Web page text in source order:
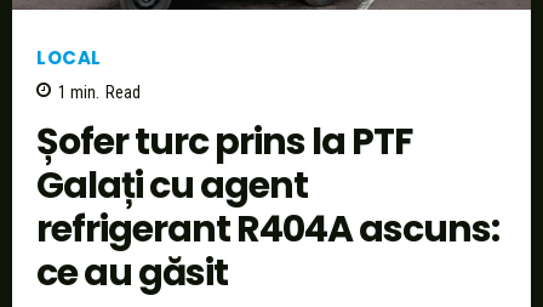
LOCAL
1 min. Read
Șofer turc prins la PTF
Galați cu agent
refrigerant R404A ascuns:
ce au găsit